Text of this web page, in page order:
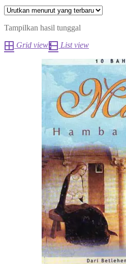
Tampilkan hasil tunggal
Grid view
List view